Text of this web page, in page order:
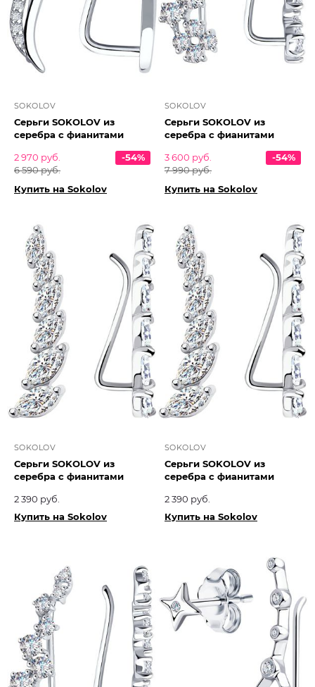
SOKOLOV
Серьги SOKOLOV из
серебра с фианитами
2 970 руб.
6 590 руб.
-54%
Купить на Sokolov
SOKOLOV
Серьги SOKOLOV из
серебра с фианитами
3 600 руб.
7 990 руб.
-54%
Купить на Sokolov
SOKOLOV
Серьги SOKOLOV из
серебра с фианитами
2 390 руб.
Купить на Sokolov
SOKOLOV
Серьги SOKOLOV из
серебра с фианитами
2 390 руб.
Купить на Sokolov